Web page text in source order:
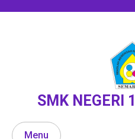
SMK NEGERI
Menu